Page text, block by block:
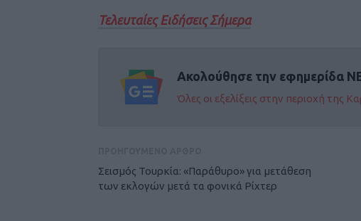
Τελευταίες Ειδήσεις Σήμερα
Ακολούθησε την εφημερίδα
Όλες οι εξελίξεις στην περιοχή της
Σεισμός Τουρκία: «Παράθυρο» για μετάθεση
των εκλογών μετά τα φονικά Ρίχτερ